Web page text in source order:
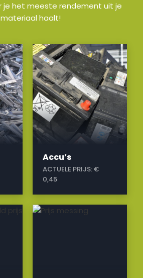
je het meeste rendement uit je
materiaal haalt!
Accu’s
ACTUELE PRIJS:€
0,45
a
a